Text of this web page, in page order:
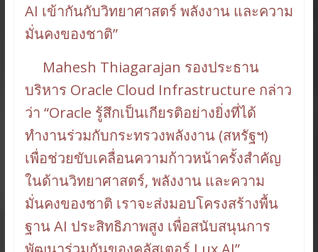
AI เข้ากันกับวิทยาศาสตร์ พลังงาน และความ
มั่นคงของชาติ”
Mahesh Thiagarajan รองประธาน
บริหาร Oracle Cloud Infrastructure กล่าว
ว่า “Oracle รู้สึกเป็นเกียรติอย่างยิ่งที่ได้
ทำงานร่วมกับกระทรวงพลังงาน (สหรัฐฯ)
เพื่อช่วยขับเคลื่อนความก้าวหน้าครั้งสำคัญ
ในด้านวิทยาศาสตร์, พลังงาน และความ
มั่นคงของชาติ เราจะส่งมอบโครงสร้างพื้น
ฐาน AI ประสิทธิภาพสูง เพื่อสนับสนุนการ